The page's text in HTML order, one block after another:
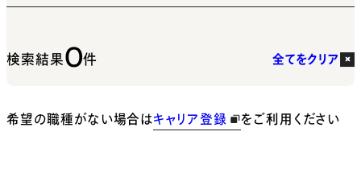
検索結果0件 全てをクリア
希望の職種がない場合はキャリア登録 をご利用ください